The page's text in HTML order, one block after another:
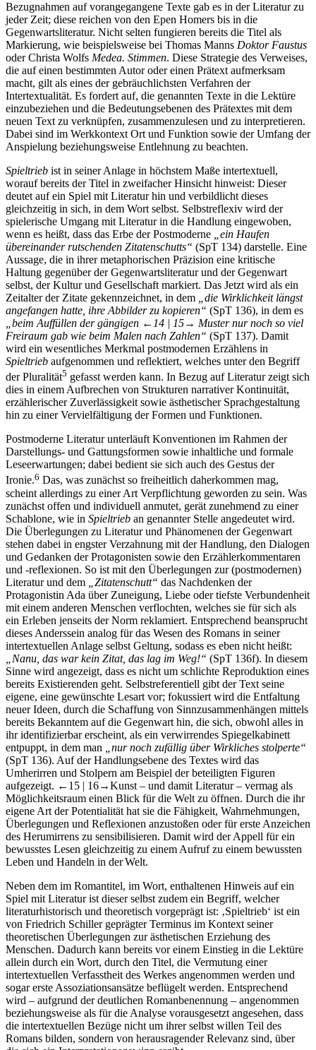
Bezugnahmen auf vorangegangene Texte gab es in der Literatur zu
jeder Zeit; diese reichen von den Epen Homers bis in die
Gegenwartsliteratur. Nicht selten fungieren bereits die Titel als
Markierung, wie beispielsweise bei Thomas Manns Doktor Faustus
oder Christa Wolfs Medea. Stimmen. Diese Strategie des Verweises,
die auf einen bestimmten Autor oder einen Prätext aufmerksam
macht, gilt als eines der gebräuchlichsten Verfahren der
Intertextualität. Es fordert auf, die genannten Texte in die Lektüre
einzubeziehen und die Bedeutungsebenen des Prätextes mit dem
neuen Text zu verknüpfen, zusammenzulesen und zu interpretieren.
Dabei sind im Werkkontext Ort und Funktion sowie der Umfang der
Anspielung beziehungsweise Entlehnung zu beachten.
Spieltrieb ist in seiner Anlage in höchstem Maße intertextuell,
worauf bereits der Titel in zweifacher Hinsicht hinweist: Dieser
deutet auf ein Spiel mit Literatur hin und verbildlicht dieses
gleichzeitig in sich, in dem Wort selbst. Selbstreflexiv wird der
spielerische Umgang mit Literatur in die Handlung eingewoben,
wenn es heißt, dass das Erbe der Postmoderne
„ein Haufen
übereinander rutschenden Zitatenschutts“ (SpT 134) darstelle. Eine
Aussage, die in ihrer metaphorischen Präzision eine kritische
Haltung gegenüber der Gegenwartsliteratur und der Gegenwart
selbst, der Kultur und Gesellschaft markiert. Das Jetzt wird als ein
Zeitalter der Zitate gekennzeichnet, in dem
„die Wirklichkeit längst
angefangen hatte, ihre Abbilder zu kopieren“ (SpT 136), in dem es
„beim Auffüllen der gängigen ←14 | 15→ Muster nur noch so viel
Freiraum gab wie beim Malen nach Zahlen“ (SpT 137). Damit
wird ein wesentliches Merkmal postmodernen Erzählens in
Spieltrieb aufgenommen und reflektiert, welches unter den Begriff
der Pluralität5 gefasst werden kann. In Bezug auf Literatur zeigt sich
dies in einem Aufbrechen von Strukturen narrativer Kontinuität,
erzählerischer Zuverlässigkeit sowie ästhetischer Sprachgestaltung
hin zu einer Vervielfältigung der Formen und Funktionen.
Postmoderne Literatur unterläuft Konventionen im Rahmen der
Darstellungs- und Gattungsformen sowie inhaltliche und formale
Leseerwartungen; dabei bedient sie sich auch des Gestus der
Ironie.6 Das, was zunächst so freiheitlich daherkommen mag,
scheint allerdings zu einer Art Verpflichtung geworden zu sein. Was
zunächst offen und individuell anmutet, gerät zunehmend zu einer
Schablone, wie in Spieltrieb an genannter Stelle angedeutet wird.
Die Überlegungen zu Literatur und Phänomenen der Gegenwart
stehen dabei in engster Verzahnung mit der Handlung, den Dialogen
und Gedanken der Protagonisten sowie den Erzählerkommentaren
und -reflexionen. So ist mit den Überlegungen zur (postmodernen)
Literatur und dem
„Zitatenschutt“ das Nachdenken der
Protagonistin Ada über Zuneigung, Liebe oder tiefste Verbundenheit
mit einem anderen Menschen verflochten, welches sie für sich als
ein Erleben jenseits der Norm reklamiert. Entsprechend beansprucht
dieses Anderssein analog für das Wesen des Romans in seiner
intertextuellen Anlage selbst Geltung, sodass es eben nicht heißt:
„Nanu, das war kein Zitat, das lag im Weg!“ (SpT 136f). In diesem
Sinne wird angezeigt, dass es nicht um schlichte Reproduktion eines
bereits Existierenden geht. Selbstreferentiell gibt der Text seine
eigene, eine gewünschte Lesart vor; fokussiert wird die Entfaltung
neuer Ideen, durch die Schaffung von Sinnzusammenhängen mittels
bereits Bekanntem auf die Gegenwart hin, die sich, obwohl alles in
ihr identifizierbar erscheint, als ein verwirrendes Spiegelkabinett
entpuppt, in dem man
„nur noch zufällig über Wirkliches stolperte“
(SpT 136). Auf der Handlungsebene des Textes wird das
Umherirren und Stolpern am Beispiel der beteiligten Figuren
aufgezeigt. ←15 | 16→Kunst – und damit Literatur – vermag als
Möglichkeitsraum einen Blick für die Welt zu öffnen. Durch die ihr
eigene Art der Potentialität hat sie die Fähigkeit, Wahrnehmungen,
Überlegungen und Reflexionen anzustoßen oder für erste Anzeichen
des Herumirrens zu sensibilisieren. Damit wird der Appell für ein
bewusstes Lesen gleichzeitig zu einem Aufruf zu einem bewussten
Leben und Handeln in der Welt.
Neben dem im Romantitel, im Wort, enthaltenen Hinweis auf ein
Spiel mit Literatur ist dieser selbst zudem ein Begriff, welcher
literaturhistorisch und theoretisch vorgeprägt ist: ‚Spieltrieb‘ ist ein
von Friedrich Schiller geprägter Terminus im Kontext seiner
theoretischen Überlegungen zur ästhetischen Erziehung des
Menschen. Dadurch kann bereits vor einem Einstieg in die Lektüre
allein durch ein Wort, durch den Titel, die Vermutung einer
intertextuellen Verfasstheit des Werkes angenommen werden und
sogar erste Assoziationsansätze beflügelt werden. Entsprechend
wird – aufgrund der deutlichen Romanbenennung – angenommen
beziehungsweise als für die Analyse vorausgesetzt angesehen, dass
die intertextuellen Bezüge nicht um ihrer selbst willen Teil des
Romans bilden, sondern von herausragender Relevanz sind, über